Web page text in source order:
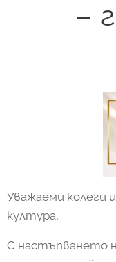
–
Уважаеми колеги
култура,
С настъпването